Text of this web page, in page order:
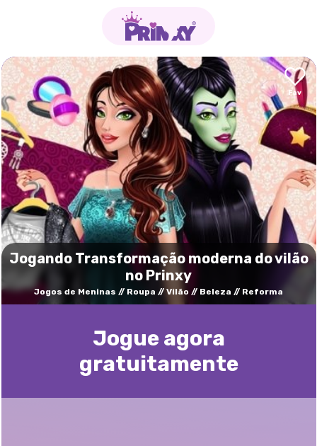
Jogando Transformação moderna do vilão
no Prinxy
Jogos de Meninas Roupa Vilão Beleza Reforma
Jogue agora
gratuitamente